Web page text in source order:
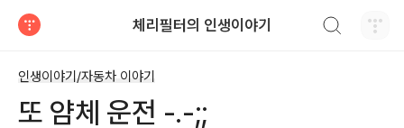
체리필터의 인생이야기
인생이야기/자동차 이야기
또 얌체 운전 -.-;;